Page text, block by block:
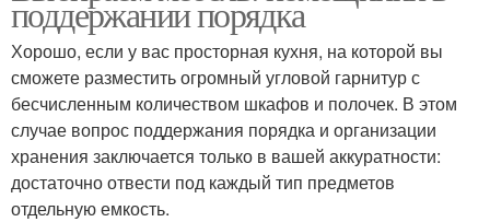
поддержании порядка
Хорошо, если у вас просторная кухня, на которой вы
сможете разместить огромный угловой гарнитур с
бесчисленным количеством шкафов и полочек. В этом
случае вопрос поддержания порядка и организации
хранения заключается только в вашей аккуратности:
достаточно отвести под каждый тип предметов
отдельную емкость.